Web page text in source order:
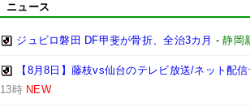
ニュース
ジュビロ磐田 DF甲斐が骨折、全治3カ月 -静岡
【8月8日】藤枝vs仙台のテレビ放送/ネット配
13時 NEW